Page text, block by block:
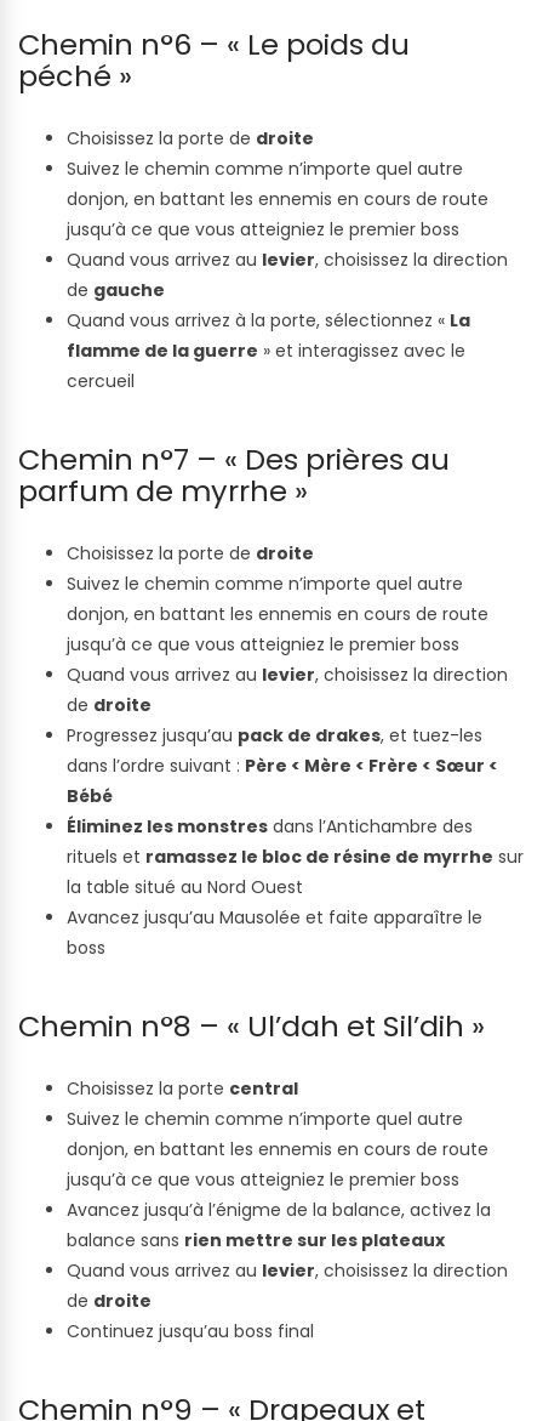
Chemin n°6 – « Le poids du
péché »
Choisissez la porte de droite
Suivez le chemin comme n’importe quel autre
donjon, en battant les ennemis en cours de route
jusqu’à ce que vous atteigniez le premier boss
Quand vous arrivez au levier, choisissez la direction
de gauche
Quand vous arrivez à la porte, sélectionnez « La
flamme de la guerre » et interagissez avec le
cercueil
Chemin n°7 – « Des prières au
parfum de myrrhe »
Choisissez la porte de droite
Suivez le chemin comme n’importe quel autre
donjon, en battant les ennemis en cours de route
jusqu’à ce que vous atteigniez le premier boss
Quand vous arrivez au levier, choisissez la direction
de droite
Progressez jusqu’au pack de drakes, et tuez-les
dans l’ordre suivant : Père < Mère < Frère < Sœur <
Bébé
Éliminez les monstres dans l’Antichambre des
rituels et ramassez le bloc de résine de myrrhe sur
la table situé au Nord Ouest
Avancez jusqu’au Mausolée et faite apparaître le
boss
Chemin n°8 – « Ul’dah et Sil’dih »
Choisissez la porte central
Suivez le chemin comme n’importe quel autre
donjon, en battant les ennemis en cours de route
jusqu’à ce que vous atteigniez le premier boss
Avancez jusqu’à l’énigme de la balance, activez la
balance sans rien mettre sur les plateaux
Quand vous arrivez au levier, choisissez la direction
de droite
Continuez jusqu’au boss final
Chemin n°9 – « Drapeaux et